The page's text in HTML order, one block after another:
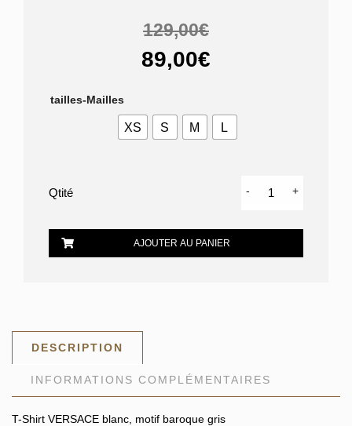
129,00€
89,00€
tailles-Mailles
XS S M L
-quantité
VERSACE
+
AJOUTER AU PANIER
DESCRIPTION
INFORMATIONS COMPLÉMENTAIRES
T-Shirt VERSACE blanc, motif baroque gris